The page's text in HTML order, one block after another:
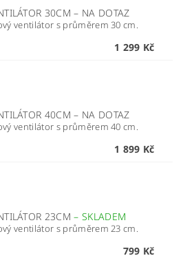
30CM– NA DOTAZ
ventilátor s průměrem 30 cm.
1 299 Kč
40CM– NA DOTAZ
ventilátor s průměrem 40 cm.
1 899 Kč
23CM–SKLADEM
ventilátor s průměrem 23 cm.
799 Kč